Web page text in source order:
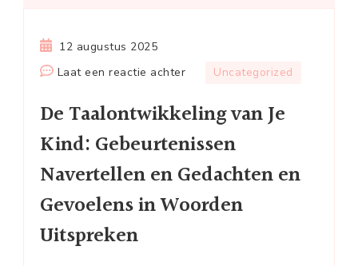
12 augustus 2025
Laat een reactie achterop
Taalontwikkeling
van
Je
Kind:
Gebeurtenissen
Uncategorized
De Taalontwikkeling van Je
Kind: Gebeurtenissen
Navertellen en Gedachten en
Gevoelens in Woorden
Uitspreken